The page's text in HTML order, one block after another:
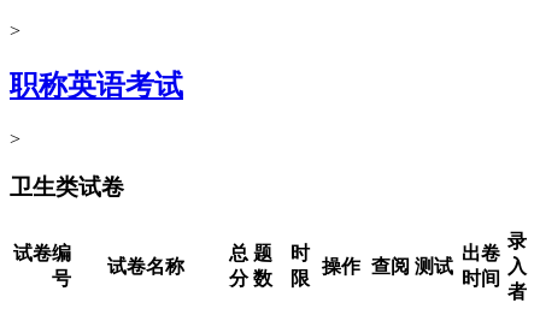
>
职称英语考试
>
卫生类试卷
试卷编
号
试卷名称
总
分
题
数
时
限
操作 查阅 测试
出卷
时间
录
入
者